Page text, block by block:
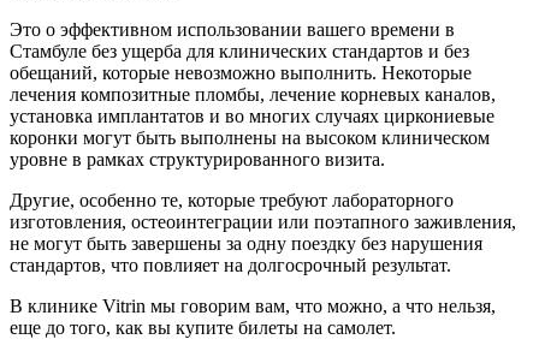
Это о эффективном использовании вашего времени в
Стамбуле без ущерба для клинических стандартов и без
обещаний, которые невозможно выполнить. Некоторые
лечения композитные пломбы, лечение корневых каналов,
установка имплантатов и во многих случаях циркониевые
коронки могут быть выполнены на высоком клиническом
уровне в рамках структурированного визита.
Другие, особенно те, которые требуют лабораторного
изготовления, остеоинтеграции или поэтапного заживления,
не могут быть завершены за одну поездку без нарушения
стандартов, что повлияет на долгосрочный результат.
В клинике Vitrin мы говорим вам, что можно, а что нельзя,
еще до того, как вы купите билеты на самолет.